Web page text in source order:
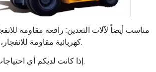
مناسب أيضاً لآلات التعدين: رافعة مقاومة
كهربائية مقاومة للانفجار، كابينة إنقاذ المناجم.
إذا كانت لديكم أي احتياجات، يرجى الاتصال بنا.